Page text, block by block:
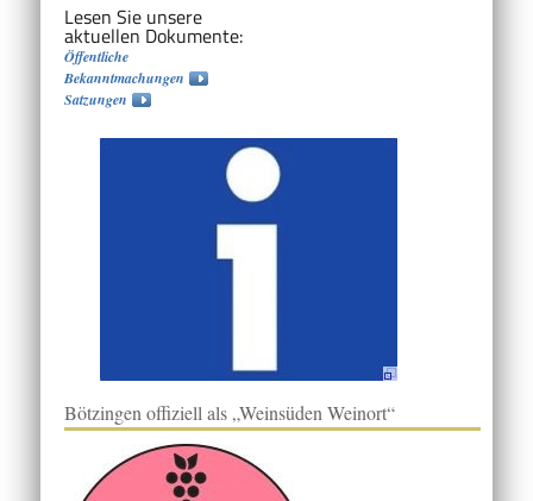
Lesen Sie unsere
aktuellen Dokumente:
Öffentliche
Bekanntmachungen
Satzungen
Bötzingen offiziell als „Weinsüden Weinort“